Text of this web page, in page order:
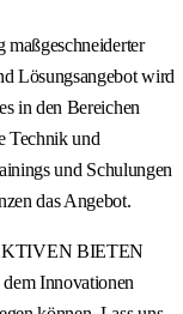
maßgeschneiderter
Lösungsangebot wird
in den Bereichen
Technik und
und Schulungen
das Angebot.
BIETEN
Innovationen